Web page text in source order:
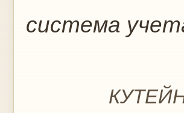
система